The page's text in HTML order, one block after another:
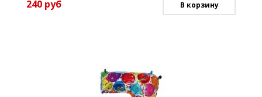
240 руб В корзину